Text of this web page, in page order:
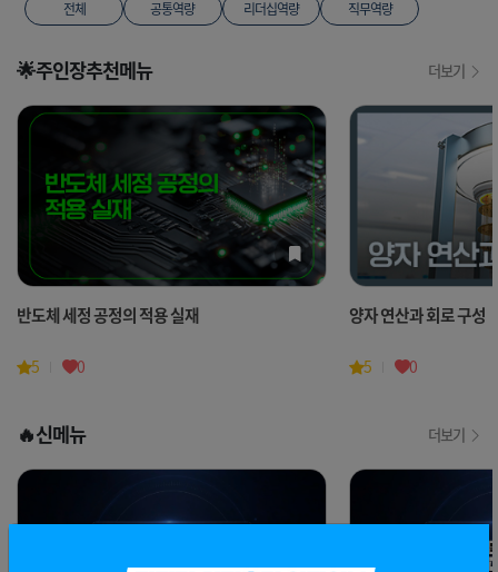
전체 공통역량 리더십역량 직무역량
🌟주인장추천메뉴 더보기
세정 공정의 적용 실재
0
양자 연산과 회로 구성
0
🔥신메뉴 더보기